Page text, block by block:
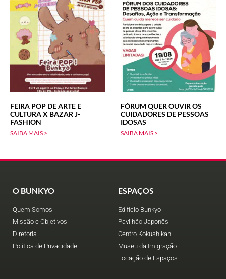
FEIRA POP DE ARTE E
CULTURA X BAZAR J-
FASHION
SAIBA MAIS >
FÓRUM QUER OUVIR OS
CUIDADORES DE PESSOAS
IDOSAS
SAIBA MAIS >
O BUNKYO
Quem Somos
Missão e Objetivos
Diretoria
Política de Privacidade
ESPAÇOS
Edifício Bunkyo
Pavilhão Japonês
Centro Kokushikan
Museu da Imigração
Locação de Espaços